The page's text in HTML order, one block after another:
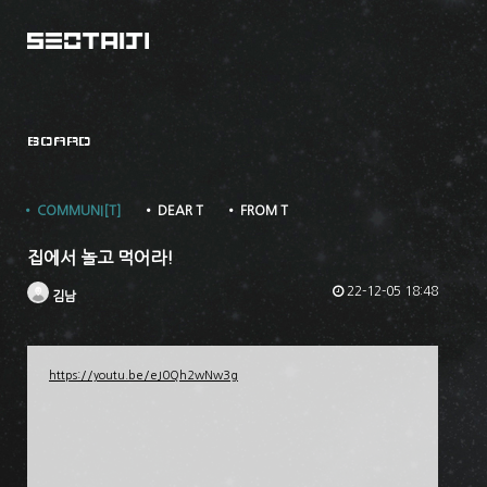
BOARD
• COMMUNI[T] • DEAR T • FROM T
집에서 놀고 먹어라!
김남 22-12-05 18:48
https://youtu.be/eJ0Qh2wNw3g